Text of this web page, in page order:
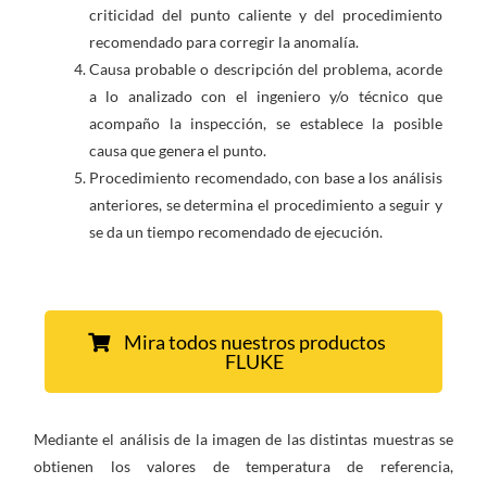
criticidad del punto caliente y del procedimiento
recomendado para corregir la anomalía.
Causa probable o descripción del problema, acorde
a lo analizado con el ingeniero y/o técnico que
acompaño la inspección, se establece la posible
causa que genera el punto.
Procedimiento recomendado, con base a los análisis
anteriores, se determina el procedimiento a seguir y
se da un tiempo recomendado de ejecución.
Mira todos nuestros productos
FLUKE
Mediante el análisis de la imagen de las distintas muestras se
obtienen los valores de temperatura de referencia,